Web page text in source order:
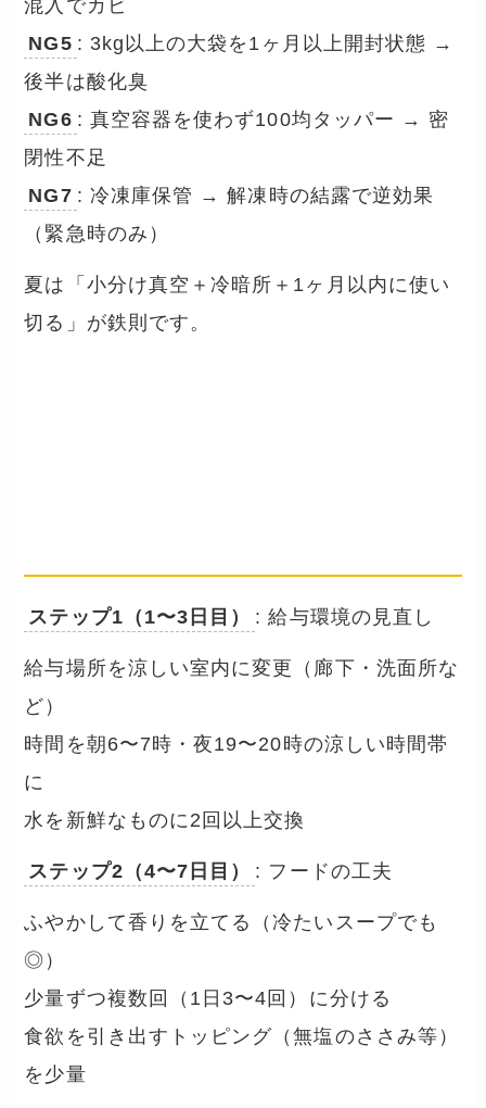
混入でカビ
NG5 : 3kg以上の大袋を1ヶ月以上開封状態 →
後半は酸化臭
NG6 : 真空容器を使わず100均タッパー → 密
閉性不足
NG7 : 冷凍庫保管 → 解凍時の結露で逆効果
（緊急時のみ）
夏は「小分け真空＋冷暗所＋1ヶ月以内に使い
切る」が鉄則です。
ステップ1（1〜3日目） : 給与環境の見直し
給与場所を涼しい室内に変更（廊下・洗面所な
ど）
時間を朝6〜7時・夜19〜20時の涼しい時間帯
に
水を新鮮なものに2回以上交換
ステップ2（4〜7日目） : フードの工夫
ふやかして香りを立てる（冷たいスープでも
◎）
少量ずつ複数回（1日3〜4回）に分ける
食欲を引き出すトッピング（無塩のささみ等）
を少量